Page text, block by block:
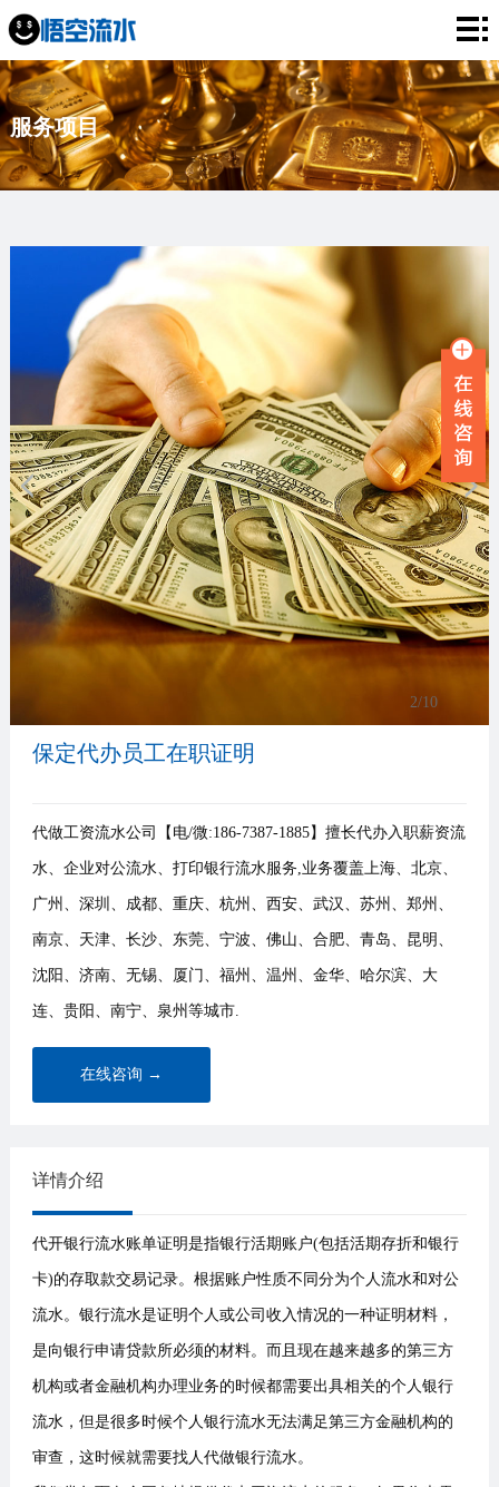
网
站
首
页
银
行
流
工
资
薪
水
目
资
讯
牌
故
事
联
系
我
服务项目
3/10
保定代办员工在职证明
代做工资流水公司【电/微:186-7387-1885】擅长代办入职薪资流
水、企业对公流水、打印银行流水服务,业务覆盖上海、北京、
广州、深圳、成都、重庆、杭州、西安、武汉、苏州、郑州、
南京、天津、长沙、东莞、宁波、佛山、合肥、青岛、昆明、
沈阳、济南、无锡、厦门、福州、温州、金华、哈尔滨、大
连、贵阳、南宁、泉州等城市.
在线咨询 →
详情介绍
代开银行流水账单证明是指银行活期账户(包括活期存折和银行
卡)的存取款交易记录。根据账户性质不同分为个人流水和对公
流水。银行流水是证明个人或公司收入情况的一种证明材料，
是向银行申请贷款所必须的材料。而且现在越来越多的第三方
机构或者金融机构办理业务的时候都需要出具相关的个人银行
流水，但是很多时候个人银行流水无法满足第三方金融机构的
审查，这时候就需要找人代做银行流水。